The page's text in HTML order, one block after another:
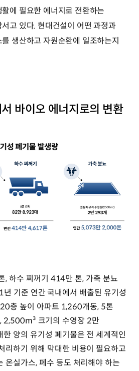
에 필요한 에너지로 전환하는
고 있다. 현대건설이 어떤 과정과
생산하고 자원순환에 일조하는지
바이오 에너지로의 변환
, 하수 찌꺼기 414만 톤, 가축 분뇨
기준 연간 국내에서 배출된 유기성
층 높이 아파트 1,260개동, 5톤
2,500m³ 크기의 수영장 2만
양의 유기성 폐기물은 전 세계적인
리하기 위해 막대한 비용이 필요하고
온실가스, 폐수 등도 처리해야 하는